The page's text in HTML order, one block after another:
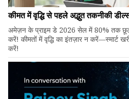
कीमत में वृद्धि से पहले अद्भुत तकनीकी
अमेज़न के प्राइम डे 2026 सेल में 80% तक
करें! कीमतों में वृद्धि का इंतज़ार न करें—स्मार्ट
करें!